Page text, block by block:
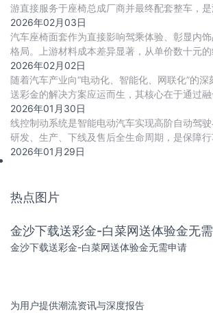
游直接服务于座椅总成厂商并最终配套整车，
超1600万辆）、消费升级（追求极致舒适
2026年02月03日
汽车座椅面套作为直接影响驾乘体验、彰显内
格局。上游材料成本差异显著，从单价数十元
2026年02月02日
随着汽车产业向“电动化、智能化、网联化”的
送彩金的解决方案应运而生，其核心在于通过
支撑产业快速迭代与高质量交付。
2026年01月30日
线控制动系统是智能电动汽车实现高阶自动驾
研发、生产、下线及售后全生命周期，是保障
严四大核心因素驱动下，我国该行业正迎来高
2026年01月29日
热点图片
金沙下载送彩金-白菜网送体验金无
金沙下载送彩金-白菜网送体验金无需申请
为用户提供潮流资讯与深度报告